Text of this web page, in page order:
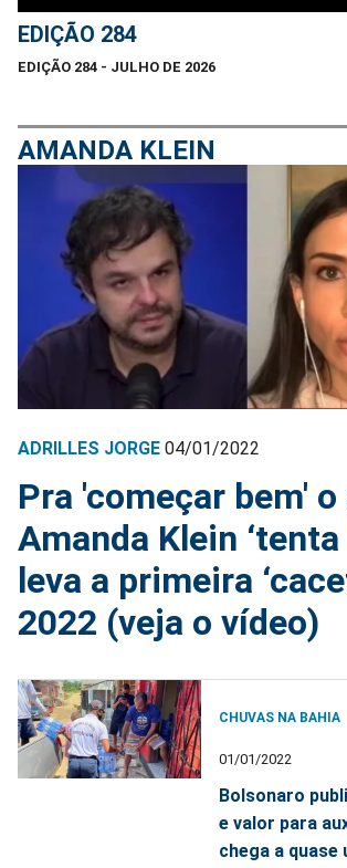
EDIÇÃO 284
EDIÇÃO 284 - JULHO DE 2026
AMANDA KLEIN
ADRILLES JORGE 04/01/2022
Pra 'começar bem' o
Amanda Klein ‘tenta
leva a primeira
2022 (veja o vídeo)
CHUVAS NA BAHIA
01/01/2022
Bolsonaro
e valor para
chega a quase